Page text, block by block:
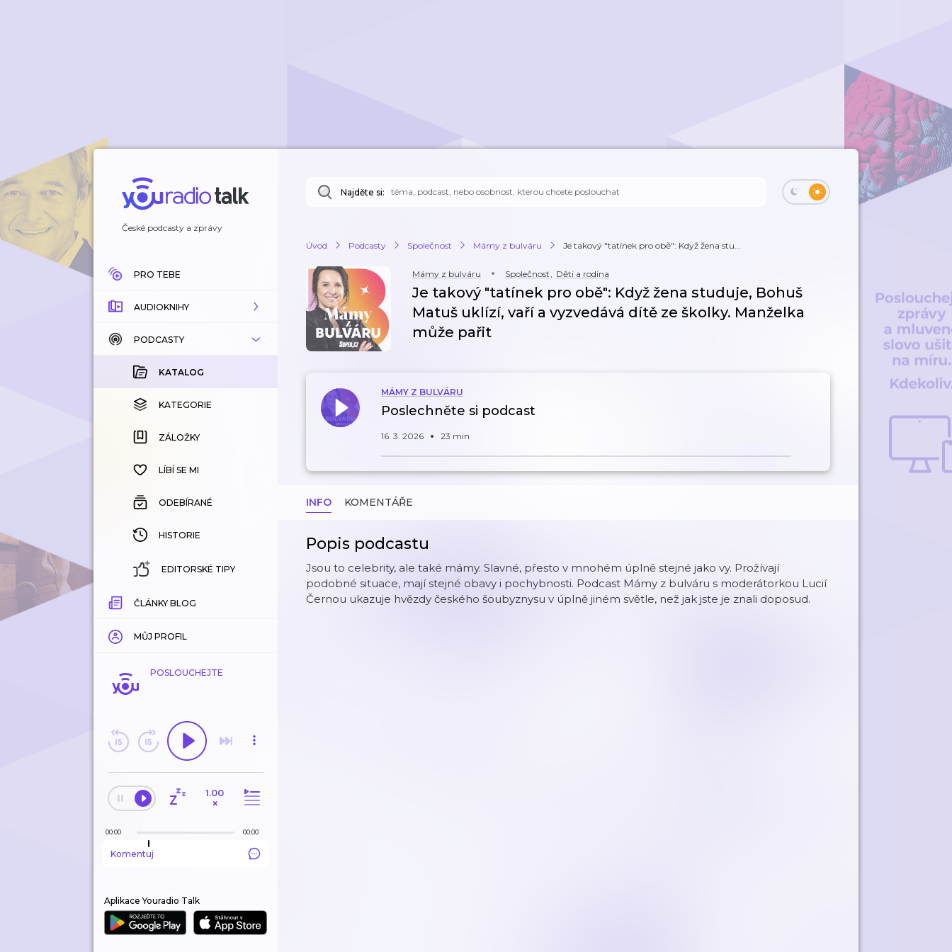
České podcasty a zprávy
PRO TEBE
AUDIOKNIHY
KATALOG
KOUPENÉ
KATEGORIE
ZÁLOŽKY
HISTORIE
PODCASTY
KATALOG
KATEGORIE
ZÁLOŽKY
LÍBÍ SE MI
ODEBÍRANÉ
HISTORIE
EDITORSKÉ TIPY
ČLÁNKY BLOG
MŮJ PROFIL
POSLOUCHEJTE
1.00
×
00:00 00:00
Komentuj
Aplikace Youradio Talk
Najděte si:
Úvod Podcasty Společnost Mámy z bulváru Je takový "tatínek pro obě": Když žena stu...
Mámy z bulváru Společnost, Děti a rodina
Je takový "tatínek pro obě": Když žena studuje, Bohuš
Matuš uklízí, vaří a vyzvedává dítě ze školky. Manželka
může pařit
MÁMY Z BULVÁRU
Poslechněte si podcast
16. 3. 2026 23 min
INFO KOMENTÁŘE
Popis podcastu
Jsou to celebrity, ale také mámy. Slavné, přesto v mnohém úplně stejné jako vy. Prožívají
podobné situace, mají stejné obavy i pochybnosti. Podcast Mámy z bulváru s moderátorkou Lucií
Černou ukazuje hvězdy českého šoubyznysu v úplně jiném světle, než jak jste je znali doposud.